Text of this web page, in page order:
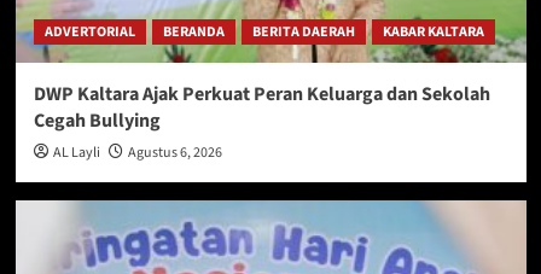
ADVERTORIAL BERANDA BERITA DAERAH KABAR KALTARA
DWP Kaltara Ajak Perkuat Peran Keluarga dan Sekolah
Cegah Bullying
AL Layli Agustus 6, 2026